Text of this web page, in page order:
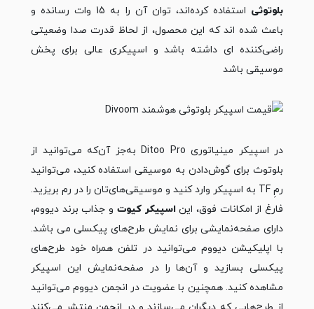
بلوتوثی
استفاده کرده‌اند، توان آن را به 15 وات رسانده و
باعث شده اند که این محصول، از لحاظ قدرت صدا وضعیتی
راضی‌کننده ای داشته باشد و اسپیکری عالی برای پخش
موسیقی باشد
در اسپیکر مینیاتوری Ditoo Pro به‌جز آن‌که می‌توانید از
بلوتوث برای گوش‌دادن به موسیقی استفاده کنید، می‌توانید
رمِ TF به اسپیکر وارد کنید و موسیقی‌های‌تان را در رم بریزید.
فارغ از امکانات فوق، این اسپیکر کیوت و جذاب برند دیووم،
دارای صفحه‌نمایشی برای نمایش طرح‌های پیکسلی می باشد.
با اپلیکیشن دیووم می‌توانید در تلفن همراه خود طرح‌های
پیکسلی بسازید و آن‌ها را در صفحه‌نمایش این اسپیکر
مشاهده کنید. همچنین با عضویت در انجمن دیووم می‌توانید